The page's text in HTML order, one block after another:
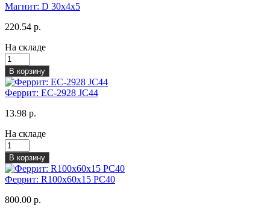
Магнит: D 30x4x5
220.54 р.
На складе
В корзину
Феррит: EC-2928 JC44
13.98 р.
На складе
В корзину
Феррит: R100x60x15 PC40
800.00 р.